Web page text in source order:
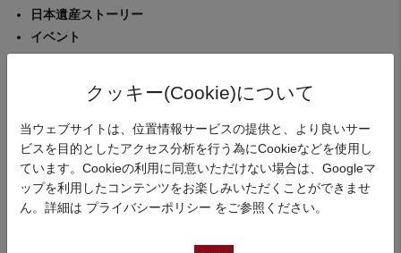
日本遺産ストーリー
イベント
モデルコース
資料ダウンロード
お知らせ
利用規約
プライバシーポリシー
クッキー(Cookie)について
当ウェブサイトは、位置情報サービスの提供と、より良いサー
ビスを目的としたアクセス分析を行う為にCookieなどを使用し
ています。Cookieの利用に同意いただけない場合は、Googleマ
ップを利用したコンテンツをお楽しみいただくことができませ
ん。詳細は プライバシーポリシー をご参照ください。